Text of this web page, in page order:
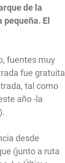
de la
pequeña. El
fuentes muy
fue gratuita
tal como
año -la
desde
(junto a ruta